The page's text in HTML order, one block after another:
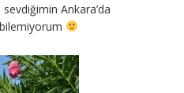
Ankara’da